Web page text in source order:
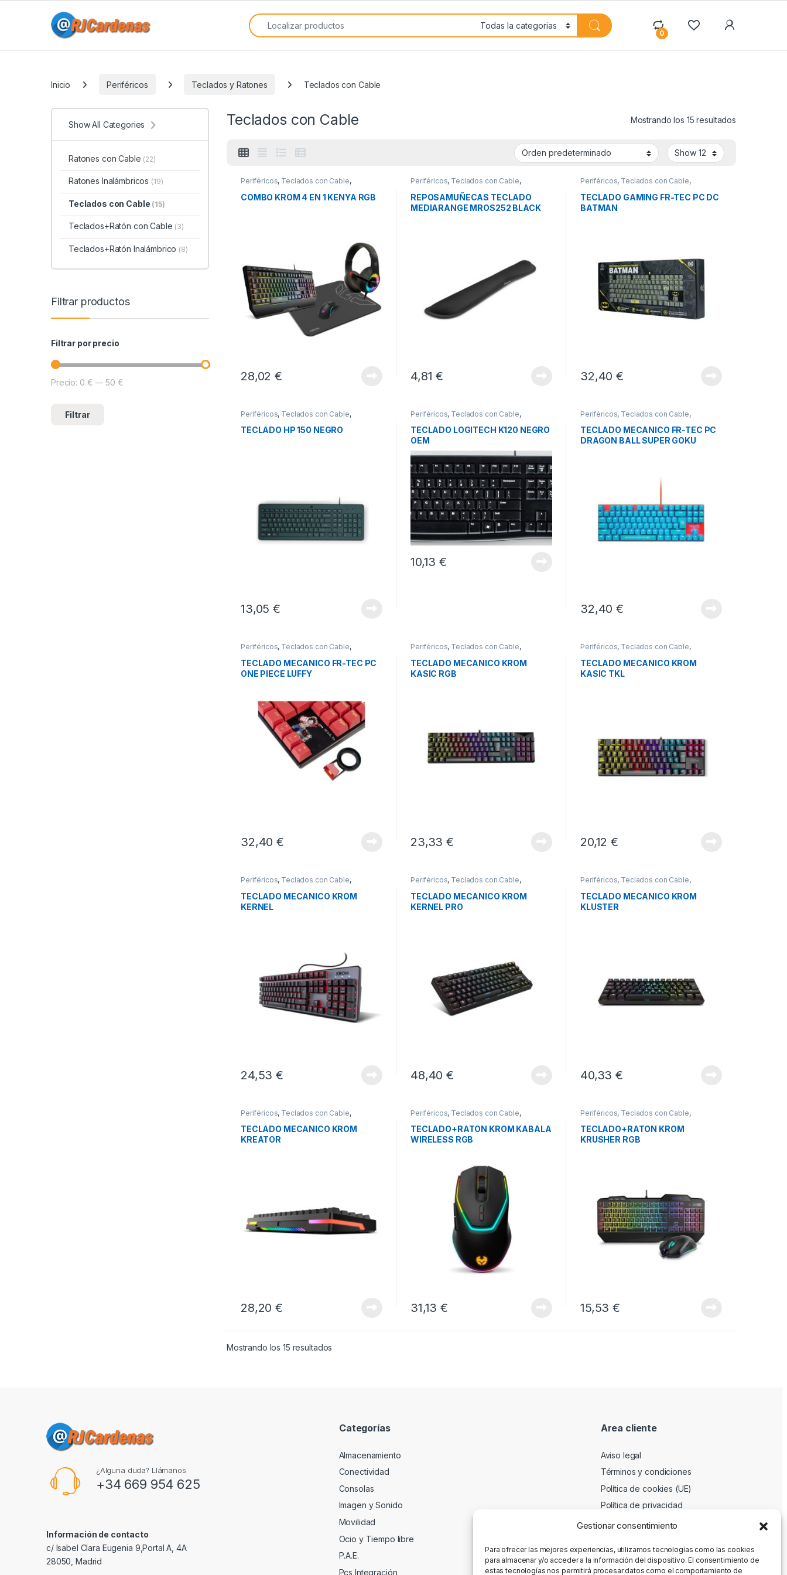
Gestionar consentimiento
Para ofrecer las mejores experiencias, utilizamos tecnologías como las cookies
para almacenar y/o acceder a la información del dispositivo. El consentimiento de
estas tecnologías nos permitirá procesar datos como el comportamiento de
Search for:
0
Inicio Periféricos Teclados y Ratones Teclados con Cable
Teclados con Cable Mostrando los 15 resultados
Periféricos, Teclados con Cable,
COMBO KROM 4 EN 1 KENYA RGB
28,02€
Periféricos, Teclados con Cable,
REPOSAMUÑECAS TECLADO
MEDIARANGE MROS252 BLACK
4,81€
Periféricos, Teclados con Cable,
TECLADO GAMING FR-TEC PC DC
BATMAN
32,40€
Periféricos, Teclados con Cable,
TECLADO HP 150 NEGRO
13,05€
Periféricos, Teclados con Cable,
TECLADO LOGITECH K120 NEGRO
OEM
10,13€
Periféricos, Teclados con Cable,
TECLADO MECANICO FR-TEC PC
DRAGON BALL SUPER GOKU
32,40€
Periféricos, Teclados con Cable,
TECLADO MECANICO FR-TEC PC
ONE PIECE LUFFY
32,40€
Periféricos, Teclados con Cable,
TECLADO MECANICO KROM
KASIC RGB
23,33€
Periféricos, Teclados con Cable,
TECLADO MECANICO KROM
KASIC TKL
20,12€
Periféricos, Teclados con Cable,
TECLADO MECANICO KROM
KERNEL
24,53€
Periféricos, Teclados con Cable,
TECLADO MECANICO KROM
KERNEL PRO
48,40€
Periféricos, Teclados con Cable,
TECLADO MECANICO KROM
KLUSTER
40,33€
Periféricos, Teclados con Cable,
Teclados y Ratones
TECLADO MECANICO KROM
KREATOR
28,20€
Periféricos, Teclados con Cable,
Teclados y Ratones
TECLADO+RATON KROM KABALA
WIRELESS RGB
31,13€
Periféricos, Teclados con Cable,
Teclados y Ratones
TECLADO+RATON KROM
KRUSHER RGB
15,53€
Mostrando los 15 resultados
Show All Categories
Ratones con Cable (22)
Ratones Inalámbricos (19)
Teclados con Cable (15)
Teclados+Ratón con Cable (3)
Teclados+Ratón Inalámbrico (8)
Filtrar productos
Filtrar por precio
Precio mínimo
Precio máximo
Filtrar
Precio: 0 € —50 €
¿Alguna duda? Llámanos
+34 669 954 625
Información de contacto
c/ Isabel Clara Eugenia 9,Portal A, 4A
28050, Madrid
Categorías
Almacenamiento
Conectividad
Consolas
Imagen y Sonido
Movilidad
Ocio y Tiempo libre
P.A.E.
Pcs Integración
Area cliente
Aviso legal
Términos y condiciones
Política de cookies (UE)
Política de privacidad